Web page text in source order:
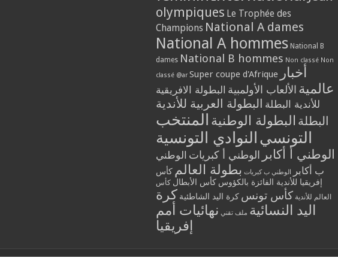
olympiques Le Trophée des
Champions National A dames
National A hommes National B
dames National B hommes Non classé Non
classé @ar Super coupe d'Afrique أخبار
عالمية الألعاب الأولمبية البطولة الافريقية
للأندية البطلة البطولة العربية للأندية
البطلة البطولة الوطنية المنتخب
التونسي النوادي التونسية
الوطني أ أكابر الوطني أ كبريات الوطني
ب أكابر
الوطني ب كبريات بطولة العالم كأس
إفريقيا للأندية الفائزة بالكؤوس كأس الأبطال كأس
العالم للأندية كأس تونس كرة اليد الشاطئية كرة
اليد النسائية ملف تقني نهائيات أمم
إفريقيا